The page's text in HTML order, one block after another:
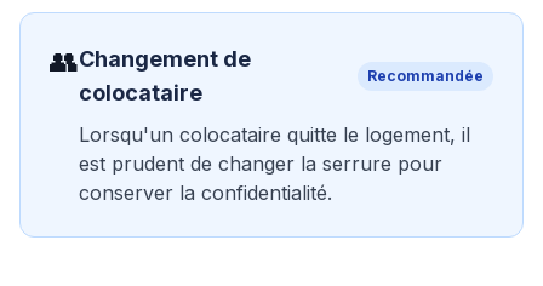
👥Changement de
colocataire
Recommandée
Lorsqu'un colocataire quitte le logement, il
est prudent de changer la serrure pour
conserver la confidentialité.